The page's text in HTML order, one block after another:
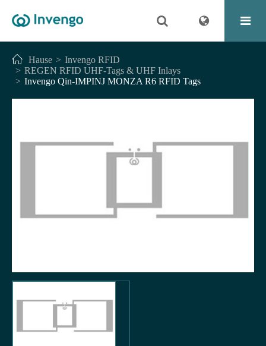
Hause
Invengo RFID
REGEN RFID UHF-Tags & UHF Inlays
Invengo Qin-IMPINJ MONZA R6 RFID Tags